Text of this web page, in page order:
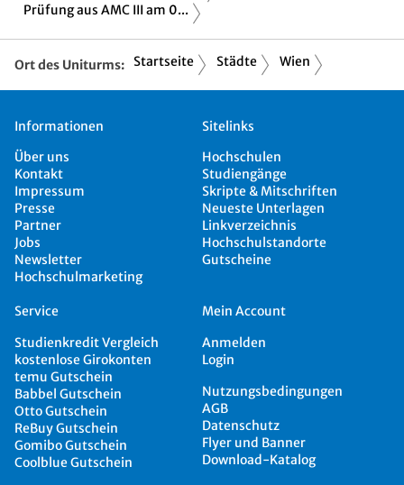
Prüfung aus AMC III am 0...
Ort des Uniturms: Startseite Städte Wien
Informationen
Über uns
Kontakt
Impressum
Presse
Partner
Jobs
Newsletter
Hochschulmarketing
Sitelinks
Hochschulen
Studiengänge
Skripte & Mitschriften
Neueste Unterlagen
Linkverzeichnis
Hochschulstandorte
Gutscheine
Service
Studienkredit Vergleich
kostenlose Girokonten
temu Gutschein
Babbel Gutschein
Otto Gutschein
ReBuy Gutschein
Gomibo Gutschein
Coolblue Gutschein
Mein Account
Anmelden
Login
Nutzungsbedingungen
AGB
Datenschutz
Flyer und Banner
Download-Katalog